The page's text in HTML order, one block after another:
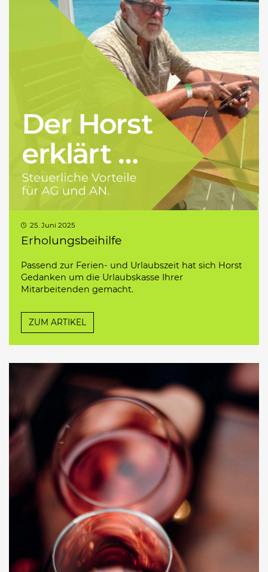
25. Juni 2025
Erholungsbeihilfe
Passend zur Ferien- und Urlaubszeit hat sich Horst
Gedanken um die Urlaubskasse Ihrer
Mitarbeitenden gemacht.
ZUM ARTIKEL